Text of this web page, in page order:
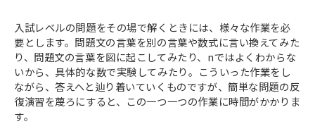
入試レベルの問題をその場で解くときには、様々な作業を必
要とします。問題文の言葉を別の言葉や数式に言い換えてみた
り、問題文の言葉を図に起こしてみたり、nではよくわからな
いから、具体的な数で実験してみたり。こういった作業をし
ながら、答えへと辿り着いていくものですが、簡単な問題の反
復演習を蔑ろにすると、この一つ一つの作業に時間がかかりま
す。